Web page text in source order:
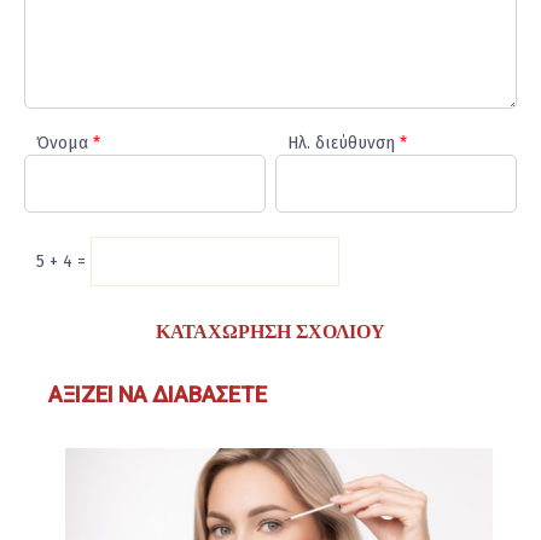
Όνομα * Ηλ. διεύθυνση *
5 + 4 =
ΑΞΊΖΕΙ ΝΑ ΔΙΑΒΆΣΕΤΕ